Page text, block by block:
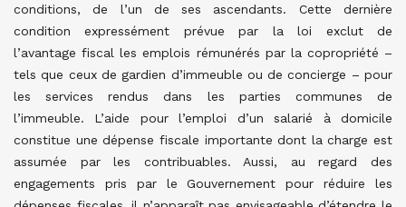
conditions, de l’un de ses ascendants. Cette dernière
condition expressément prévue par la loi exclut de
l’avantage fiscal les emplois rémunérés par la copropriété –
tels que ceux de gardien d’immeuble ou de concierge – pour
les services rendus dans les parties communes de
l’immeuble. L’aide pour l’emploi d’un salarié à domicile
constitue une dépense fiscale importante dont la charge est
assumée par les contribuables. Aussi, au regard des
engagements pris par le Gouvernement pour réduire les